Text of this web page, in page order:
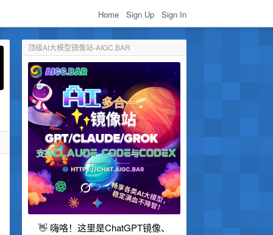
Home Sign Up Sign In
顶级AI大模型镜像站-AIGC.BAR
👋 嗨咯！这里是ChatGPT镜像、